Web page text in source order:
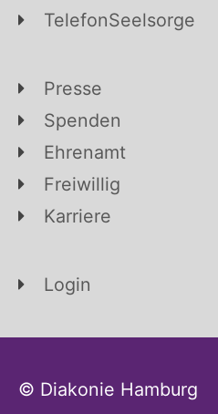
TelefonSeelsorge
Presse
Spenden
Ehrenamt
Freiwillig
Karriere
Login
© Diakonie Hamburg